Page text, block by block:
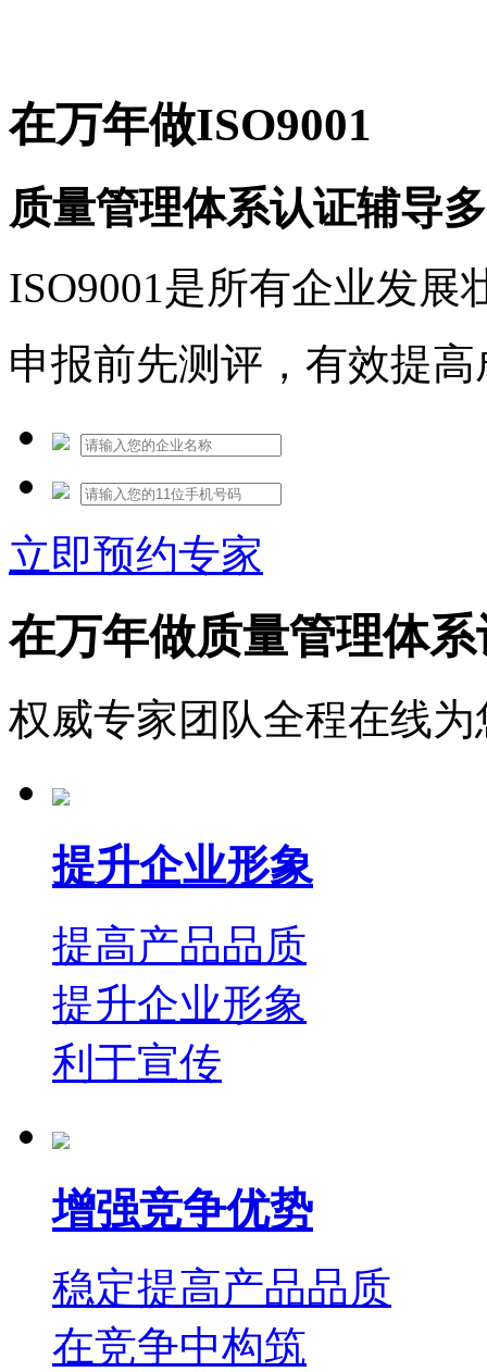
在万年做ISO9001
质量管理体系认证辅导
ISO9001是所有企业发展
申报前先测评，有效提
立即预约专家
在万年做质量管理体
权威专家团队全程在线
提升企业形象
提高产品品质
提升企业形象
利于宣传
增强竞争优势
稳定提高产品品质
在竞争中构筑